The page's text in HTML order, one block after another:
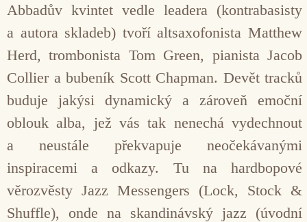
Abbadův kvintet vedle leadera (kontrabasisty
a autora skladeb) tvoří altsaxofonista Matthew
Herd, trombonista Tom Green, pianista Jacob
Collier a bubeník Scott Chapman. Devět tracků
buduje jakýsi dynamický a zároveň emoční
oblouk alba, jež vás tak nenechá vydechnout
a neustále překvapuje neočekávanými
inspiracemi a odkazy. Tu na hardbopové
věrozvěsty Jazz Messengers (Lock, Stock &
Shuffle), onde na skandinávský jazz (úvodní